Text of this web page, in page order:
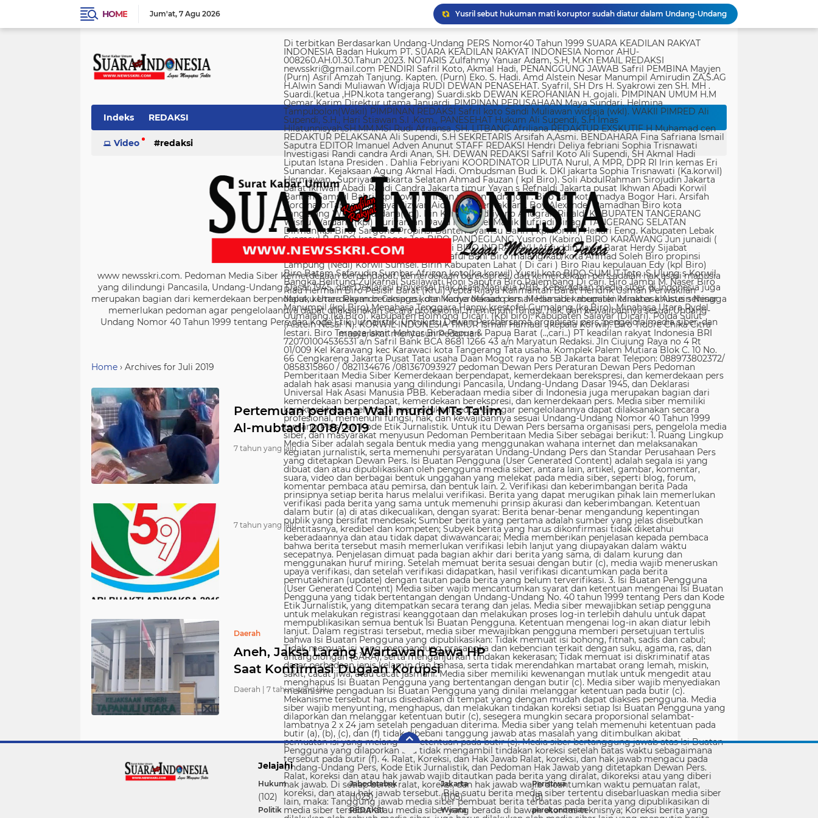
HOME Jum'at 7 Agu 2026
Yusril sebut hukuman mati koruptor sudah diatur dalam Undang-Undang
Polda Metro Jaya Gelar Seminar Hukum Bahas Perluasan Objek Praperadilan dalam KUHAP Baru
Imigrasi Semarang deportasi empat warga China buronan pemerintah
KPK temukan 8.500 dolar Singapura di ruangan Kepala Kanim Jaksel
Satgas TMMD ke-129 Kodim 1505/Tidore Bangun Rumah Layak Huni untuk Warga Kurang Mampu di Wasile Tengah
Jurnalis Diduga Diintimidasi di FIF Tangcity, PWI dan JTR: “Ini Ancaman Serius Kebebasan Pers”
Di terbitkan Berdasarkan Undang-Undang PERS Nomor40 Tahun 1999 SUARA KEADILAN RAKYAT INDONESIA Badan Hukum PT. SUARA KEADILAN RAKYAT INDONESIA Nomor AHU-008260.AH.01.30.Tahun 2023. NOTARIS Zulfahmy Yanuar Adam, S.H, M.Kn EMAIL REDAKSI newsskri@gmail.com PENDIRI Safril Koto, Akmal Hadi, PENANGGUNG JAWAB Safril PEMBINA Mayjen (Purn) Asril Amzah Tanjung. Kapten. (Purn) Eko. S. Hadi. Amd Alstein Nesar Manumpil Amirudin ZA,S.AG H.Alwin Sandi Muliawan Widjaja RUDI DEWAN PENASEHAT. Syafril, SH Drs H. Syakrowi zen SH. MH . Suardi.(ketua ,HPN.kota tangerang) Suardi.skb DEWAN KEROHANIAN H. gojali. PIMPINAN UMUM H.M Qemar Karim Direktur utama Januardi. PIMPINAN PERUSAHAAN Maya Sundari. Helmina Tampubolon(Wakil) PIMPINAN REDAKSI Safril koto Sandi Muliawan widjaja (wkl). WAKIl PIMRED Ali Supendi, S.H., Hari Stiawan S.I .Kom., PANESEHAT Hukum Ali Supendi, S.H Imas Hilatunnisyah,SH.MM.MSi Rudi Afriansa ,SH. LITBANG Afriliana REDAKTUR EXSKUTIF H Muhamad cen REDAKTUR PELAKSANA Ali Supendi, S.H SEKRETARIS Arsifah A,Asmi. BENDAHARA Fina Safriana Ismail Saputra EDITOR Imanuel Adven Anunut STAFF REDAKSI Hendri Deliya febriani Sophia Trisnawati Investigasi Randi candra Ardi Anan, SH. DEWAN REDAKSI Safril Koto Ali Supendi, SH Akmal Hadi Liputan Istana Presiden . Dahlia Febriyani KOORDINATOR LIPUTA Nurul, A MPR, DPR RI Irin kemas Eri Sunandar. Kejaksaan Agung Akmal Hadi. Ombudsman Budi k. DKI jakarta Sophia Trisnawati (Ka.korwil) Hermawan . Supriyadi. Jakarta Selatan Ahmad Fauzan ( kpl Biro). Soli AbdulRahman Sirojudin Jakarta barat Ikhwan Abadi Randi Candra Jakarta timur Yayan s Refnaldi Jakarta pusat Ikhwan Abadi Korwil Banten Samsul Bahri (kpl kowil) Wirson risman Indra joni . Biro kab/kota madya Bogor Hari. Arsifah KordinatorTangerang raya Rizwan Aidil ( kpl. Perwakilan). Boy Alexander Ramadhan Biro kota Tangerang Wisnu Wardana(kpl). Irin Kamas Andriyano Anugrah Rinaldi KABUPATEN TANGERANG Wisnu Wardana (kpl) Nuriyaman David Natanael Manik Sufriadi Sinaga TANGERANG SELATAN Dirman(kpl Biro) Sargono Propinsi Banten Syamsu Bahri ( kpl korwil) Hendri Eeng. Kabupaten Lebak Syamsul B. BIRO kota Bogor Jon BIRO PANDEGLANG Yusron (Kabiro) BIRO KARAWANG Jun junaidi ( kpl Biro) Ugi . BIRO KUNINGAN Nurhadi BIRO INDRAMAYU Afifuddin Jawa Barat Herdy Sijabat (kapowil). BIRO JAWA TIMUR Sofiyan Saful Bahi Biro malang kab/kota Ahmad Soleh Biro propinsi Lampung (Nedi) Korwil Sumsel. Birin Kabupaten Lahat ( Di cari ) Biro Riau kepulauan Edy (kpl Biro) Biro Batam Safarudin Sumbar Afrizon koto(ka korwil) Yusril koto BIRO SUMUT Toto. S Ulung s Korwil Bangka Belitung Zulkarnai Susilawati Roni Saputra Biro Palembang Di cari. Biro Jambi M. Naser Biro Riau Hermain Biro Pesisir Barat (Krui) yepta Rijaya Kalimantan Barat Hendrik Usman Perwakilan Maluku Utara Raymon Caniago kota Madya Manado Ismail Hamadi kabupaten Minahasa Alstein Nesar Manumpil (kpl Biro) Menahasa Tenggara Hanny krestofel Gumalang (ka.Biro). Minahasa Utara Rydel Gumalang.(ka.Biro). kabupaten Bolmong Dicari. (Kpl biro). Kabupaten Salayar (Dicari). Polda Sulut (Alstein Nesar N). KORWIL INDONESIA TIMUR Ismail Hamadi .(kepala Korwil). Biro Tidore Chika Citra lestari. Biro Ternate Ismit Mohtar Biro Papua & Papua Barat (..,cari..) PT keadilan rakyat Indonesia BRI 720701004536531 a/n Safril Bank BCA 8681 1266 43 a/n Maryatun Redaksi. Jln Ciujung Raya no 4 Rt 01/009 Kel Karawang kec Karawaci kota Tangerang Tata usaha. Komplek Palem Mutiara Blok C. 10 No. 66 Cengkareng Jakarta Pusat Tata usaha Daan Mogot raya no 5B Jakarta barat Telepon: 088973802372/ 0858315860 / 0821134676 /081367093927 pedoman Dewan Pers Peraturan Dewan Pers Pedoman Pemberitaan Media Siber Kemerdekaan berpendapat, kemerdekaan berekspresi, dan kemerdekaan pers adalah hak asasi manusia yang dilindungi Pancasila, Undang-Undang Dasar 1945, dan Deklarasi Universal Hak Asasi Manusia PBB. Keberadaan media siber di Indonesia juga merupakan bagian dari kemerdekaan berpendapat, kemerdekaan berekspresi, dan kemerdekaan pers. Media siber memiliki karakter khusus sehingga memerlukan pedoman agar pengelolaannya dapat dilaksanakan secara profesional, memenuhi fungsi, hak, dan kewajibannya sesuai Undang-Undang Nomor 40 Tahun 1999 tentang Pers dan Kode Etik Jurnalistik. Untuk itu Dewan Pers bersama organisasi pers, pengelola media siber, dan masyarakat menyusun Pedoman Pemberitaan Media Siber sebagai berikut: 1. Ruang Lingkup Media Siber adalah segala bentuk media yang menggunakan wahana internet dan melaksanakan kegiatan jurnalistik, serta memenuhi persyaratan Undang-Undang Pers dan Standar Perusahaan Pers yang ditetapkan Dewan Pers. Isi Buatan Pengguna (User Generated Content) adalah segala isi yang dibuat dan atau dipublikasikan oleh pengguna media siber, antara lain, artikel, gambar, komentar, suara, video dan berbagai bentuk unggahan yang melekat pada media siber, seperti blog, forum, komentar pembaca atau pemirsa, dan bentuk lain. 2. Verifikasi dan keberimbangan berita Pada prinsipnya setiap berita harus melalui verifikasi. Berita yang dapat merugikan pihak lain memerlukan verifikasi pada berita yang sama untuk memenuhi prinsip akurasi dan keberimbangan. Ketentuan dalam butir (a) di atas dikecualikan, dengan syarat: Berita benar-benar mengandung kepentingan publik yang bersifat mendesak; Sumber berita yang pertama adalah sumber yang jelas disebutkan identitasnya, kredibel dan kompeten; Subyek berita yang harus dikonfirmasi tidak diketahui keberadaannya dan atau tidak dapat diwawancarai; Media memberikan penjelasan kepada pembaca bahwa berita tersebut masih memerlukan verifikasi lebih lanjut yang diupayakan dalam waktu secepatnya. Penjelasan dimuat pada bagian akhir dari berita yang sama, di dalam kurung dan menggunakan huruf miring. Setelah memuat berita sesuai dengan butir (c), media wajib meneruskan upaya verifikasi, dan setelah verifikasi didapatkan, hasil verifikasi dicantumkan pada berita pemutakhiran (update) dengan tautan pada berita yang belum terverifikasi. 3. Isi Buatan Pengguna (User Generated Content) Media siber wajib mencantumkan syarat dan ketentuan mengenai Isi Buatan Pengguna yang tidak bertentangan dengan Undang-Undang No. 40 tahun 1999 tentang Pers dan Kode Etik Jurnalistik, yang ditempatkan secara terang dan jelas. Media siber mewajibkan setiap pengguna untuk melakukan registrasi keanggotaan dan melakukan proses log-in terlebih dahulu untuk dapat mempublikasikan semua bentuk Isi Buatan Pengguna. Ketentuan mengenai log-in akan diatur lebih lanjut. Dalam registrasi tersebut, media siber mewajibkan pengguna memberi persetujuan tertulis bahwa Isi Buatan Pengguna yang dipublikasikan: Tidak memuat isi bohong, fitnah, sadis dan cabul; Tidak memuat isi yang mengandung prasangka dan kebencian terkait dengan suku, agama, ras, dan antargolongan (SARA), serta menganjurkan tindakan kekerasan; Tidak memuat isi diskriminatif atas dasar perbedaan jenis kelamin dan bahasa, serta tidak merendahkan martabat orang lemah, miskin, sakit, cacat jiwa, atau cacat jasmani. Media siber memiliki kewenangan mutlak untuk mengedit atau menghapus Isi Buatan Pengguna yang bertentangan dengan butir (c). Media siber wajib menyediakan mekanisme pengaduan Isi Buatan Pengguna yang dinilai melanggar ketentuan pada butir (c). Mekanisme tersebut harus disediakan di tempat yang dengan mudah dapat diakses pengguna. Media siber wajib menyunting, menghapus, dan melakukan tindakan koreksi setiap Isi Buatan Pengguna yang dilaporkan dan melanggar ketentuan butir (c), sesegera mungkin secara proporsional selambat-lambatnya 2 x 24 jam setelah pengaduan diterima. Media siber yang telah memenuhi ketentuan pada butir (a), (b), (c), dan (f) tidak dibebani tanggung jawab atas masalah yang ditimbulkan akibat pemuatan isi yang melanggar ketentuan pada butir (c). Media siber bertanggung jawab atas Isi Buatan Pengguna yang dilaporkan bila tidak mengambil tindakan koreksi setelah batas waktu sebagaimana tersebut pada butir (f). 4. Ralat, Koreksi, dan Hak Jawab Ralat, koreksi, dan hak jawab mengacu pada Undang-Undang Pers, Kode Etik Jurnalistik, dan Pedoman Hak Jawab yang ditetapkan Dewan Pers. Ralat, koreksi dan atau hak jawab wajib ditautkan pada berita yang diralat, dikoreksi atau yang diberi hak jawab. Di setiap berita ralat, koreksi, dan hak jawab wajib dicantumkan waktu pemuatan ralat, koreksi, dan atau hak jawab tersebut. Bila suatu berita media siber tertentu disebarluaskan media siber lain, maka: Tanggung jawab media siber pembuat berita terbatas pada berita yang dipublikasikan di media siber tersebut atau media siber yang berada di bawah otoritas teknisnya; Koreksi berita yang dilakukan oleh sebuah media siber, juga harus dilakukan oleh media siber lain yang mengutip berita dari media siber yang dikoreksi itu; Media yang menyebarluaskan berita dari sebuah media siber dan tidak melakukan koreksi atas berita sesuai yang dilakukan oleh media siber pemilik dan atau pembuat berita tersebut, bertanggung jawab penuh atas semua akibat hukum dari berita yang tidak dikoreksinya itu. Sesuai dengan Undang-Undang Pers, media siber yang tidak melayani hak jawab dapat dijatuhi sanksi hukum pidana denda paling banyak Rp500.000.000 (Lima ratus juta rupiah). 5. Pencabutan Berita Berita yang sudah dipublikasikan tidak dapat dicabut karena alasan penyensoran dari pihak luar redaksi, kecuali terkait masalah SARA, kesusilaan, masa depan anak, pengalaman traumatik korban atau berdasarkan pertimbangan khusus lain yang ditetapkan Dewan Pers. Media siber lain wajib mengikuti pencabutan kutipan berita dari media asal yang telah dicabut. Pencabutan berita wajib disertai dengan alasan pencabutan dan diumumkan kepada publik. 6. Iklan Media siber wajib membedakan dengan tegas antara produk berita dan iklan. Setiap berita/artikel/isi yang merupakan iklan dan atau isi berbayar wajib mencantumkan keterangan ”advertorial”, ”iklan”, ”ads”, ”spons
Indeks REDAKSI
Video redaksi
www newsskri.com. Pedoman Media Siber Kemerdekaan berpendapat, kemerdekaan berekspresi, dan kemerdekaan pers adalah hak asasi manusia
yang dilindungi Pancasila, Undang-Undang Dasar 1945, dan Deklarasi Universal Hak Asasi Manusia PBB. Keberadaan media siber di Indonesia juga
merupakan bagian dari kemerdekaan berpendapat, kemerdekaan berekspresi, dan kemerdekaan pers. Media siber memiliki karakter khusus sehingga
memerlukan pedoman agar pengelolaannya dapat dilaksanakan secara profesional, memenuhi fungsi, hak, dan kewajibannya sesuai Undang-
Undang Nomor 40 Tahun 1999 tentang Pers dan Kode Etik Jurnalistik. Untuk itu Dewan Persbersama organisasi pers, pengelola media siber, dan
masyarakat menyusun Pedoman
Home › Archives for Juli 2019
Pertemuan perdana Wali murid MTs Ta'lim
Al-mubtadi 2018/2019
7 tahun yang lalu
7 tahun yang lalu
Daerah
Aneh, Jaksa Larang Wartawan Bawa HP
Saat Konfirmasi Dugaan Korupsi
Daerah | 7 tahun yang lalu
Jelajahi
Hukum
(102)
Jabodetabek
(1023)
Jakarta
(1105)
Peristiwa
(8)
Politik REDAKSI Wisata perekonomian